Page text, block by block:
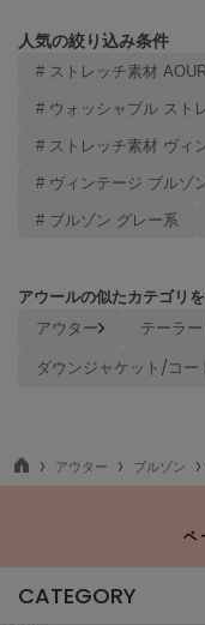
ミースロエ
ミーエスミーム
Mila Owen
ミラオーウェン
MUCHA
ニューバランス
ナイキ
人気の絞り込み条件
# ストレッチ素材
# ウォッシャブル スト
# ストレッチ素材 ヴィ
# ヴィンテージ ブルゾ
# ブルゾン グレー系
アウールの似たカテゴリ
アウター テーラ
ダウンジャケット/コー
TO
アウター ブルゾン
ペ
CATEGORY